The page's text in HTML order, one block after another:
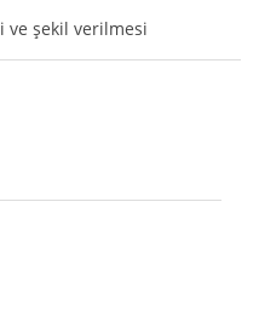
ve şekil verilmesi